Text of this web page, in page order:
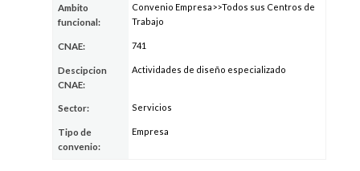
Ambito
funcional:
Convenio Empresa>>Todos sus Centros de
Trabajo
CNAE: 741
Descipcion
CNAE:
Actividades de diseño especializado
Sector: Servicios
Tipo de
convenio:
Empresa